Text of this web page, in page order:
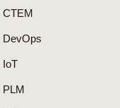
CTEM
DevOps
IoT
PLM